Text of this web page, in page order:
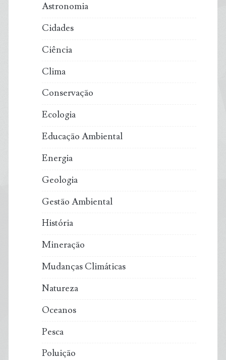
Astronomia
Cidades
Ciência
Clima
Conservação
Ecologia
Educação Ambiental
Energia
Geologia
Gestão Ambiental
História
Mineração
Mudanças Climáticas
Natureza
Oceanos
Pesca
Poluição